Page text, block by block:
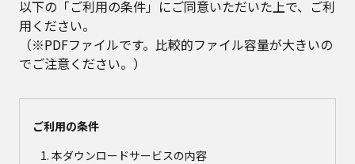
以下の「ご利用の条件」にご同意いただいた上で、ご利
用ください。
（※PDFファイルです。比較的ファイル容量が大きいの
でご注意ください。）
ご利用の条件
本ダウンロードサービスの内容